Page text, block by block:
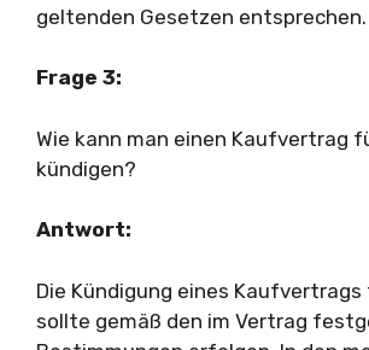
geltenden Gesetzen entsprechen.
Frage 3:
Wie kann man einen Kaufvertrag
kündigen?
Antwort:
Die Kündigung eines
sollte gemäß den im Vertrag